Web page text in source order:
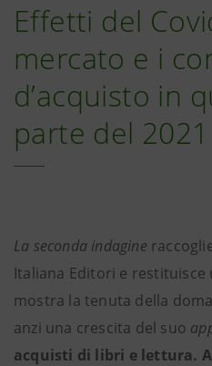
Effetti del
mercato e i
d’acquisto in
parte del 2021
La seconda indagine
Italiana Editori e
mostra la tenuta della
anzi una crescita del suo
acquisti di libri e lettura.